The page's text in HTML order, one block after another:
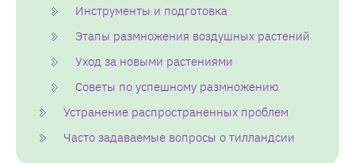
Инструменты и подготовка
Этапы размножения воздушных растений
Уход за новыми растениями
Советы по успешному размножению
Устранение распространенных проблем
Часто задаваемые вопросы о тилландсии